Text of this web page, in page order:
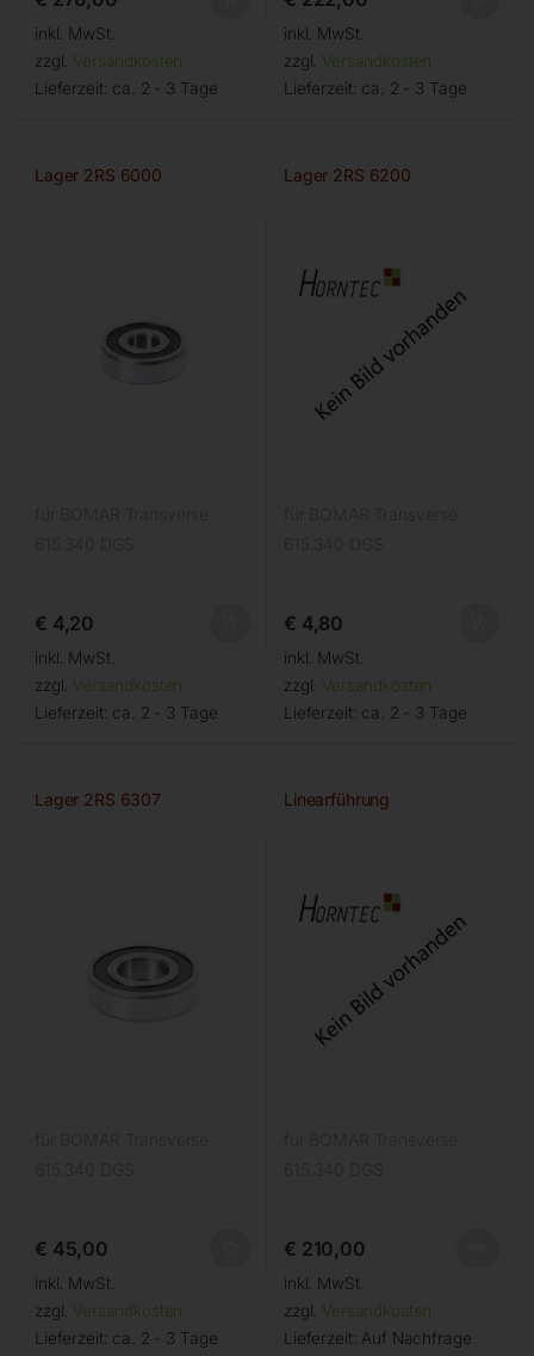
inkl. MwSt.
zzgl. Versandkosten
Lieferzeit: ca. 2 - 3 Tage
inkl. MwSt.
zzgl. Versandkosten
Lieferzeit: ca. 2 - 3 Tage
Lager 2RS 6000
€ 4,20
inkl. MwSt.
zzgl. Versandkosten
Lieferzeit: ca. 2 - 3 Tage
Lager 2RS 6200
€ 4,80
inkl. MwSt.
zzgl. Versandkosten
Lieferzeit: ca. 2 - 3 Tage
Lager 2RS 6307
€ 45,00
inkl. MwSt.
zzgl. Versandkosten
Lieferzeit: ca. 2 - 3 Tage
Linearführung
€ 210,00
inkl. MwSt.
zzgl. Versandkosten
Lieferzeit: Auf Nachfrage